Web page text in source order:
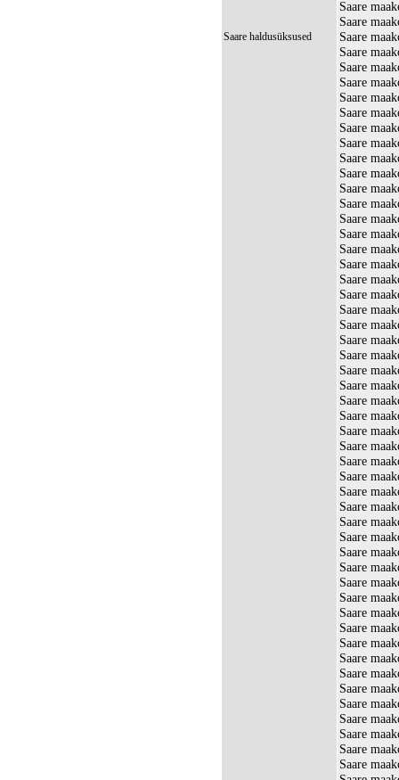
Saare haldusüksused
Saare
Saare
Saare
Saare
Saare
Saare
Saare
Saare
Saare
Saare
Saare
Saare
Saare
Saare
Saare
Saare
Saare
Saare
Saare
Saare
Saare
Saare
Saare
Saare
Saare
Saare
Saare
Saare
Saare
Saare
Saare
Saare
Saare
Saare
Saare
Saare
Saare
Saare
Saare
Saare
Saare
Saare
Saare
Saare
Saare
Saare
Saare
Saare
Saare
Saare
Saare